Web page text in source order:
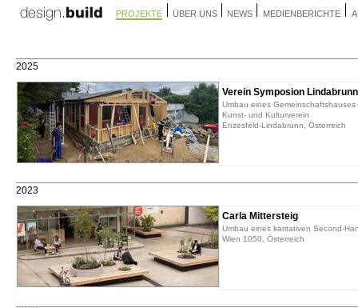
PROJEKTE ÜBER UNS NEWS MEDIENBERICHTE
2025
Verein Symposion Lindabrunn
Umbau eines Gemeinschaftshauses
Kunst- und Kulturverein
Enzesfeld-Lindabrunn, Österreich
2023
Carla Mittersteig
Umbau eines karitativen Second-
Wien 1050, Österreich